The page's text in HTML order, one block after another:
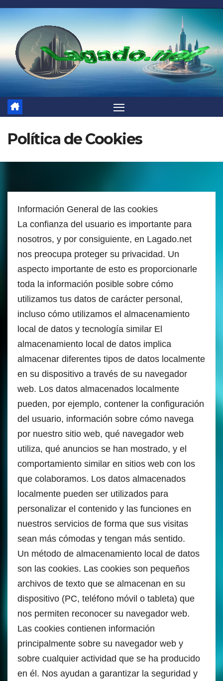
Saltar
al
contenido
Política de Cookies
Información General de las cookies
La confianza del usuario es importante para
nosotros, y por consiguiente, en Lagado.net
nos preocupa proteger su privacidad. Un
aspecto importante de esto es proporcionarle
toda la información posible sobre cómo
utilizamos tus datos de carácter personal,
incluso cómo utilizamos el almacenamiento
local de datos y tecnología similar El
almacenamiento local de datos implica
almacenar diferentes tipos de datos localmente
en su dispositivo a través de su navegador
web. Los datos almacenados localmente
pueden, por ejemplo, contener la configuración
del usuario, información sobre cómo navega
por nuestro sitio web, qué navegador web
utiliza, qué anuncios se han mostrado, y el
comportamiento similar en sitios web con los
que colaboramos. Los datos almacenados
localmente pueden ser utilizados para
personalizar el contenido y las funciones en
nuestros servicios de forma que sus visitas
sean más cómodas y tengan más sentido.
Un método de almacenamiento local de datos
son las cookies. Las cookies son pequeños
archivos de texto que se almacenan en su
dispositivo (PC, teléfono móvil o tableta) que
nos permiten reconocer su navegador web.
Las cookies contienen información
principalmente sobre su navegador web y
sobre cualquier actividad que se ha producido
en él. Nos ayudan a garantizar la seguridad y